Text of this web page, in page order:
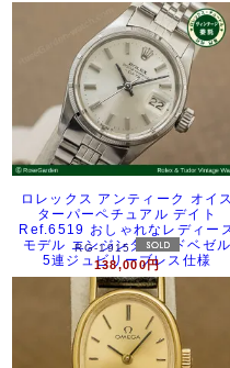
ロレックス アンティーク オイス
ターパーペチュアル デイト
Ref.6519 おしゃれなレディー
モデル エンジンターンドベゼル
5連ジュビリーブレス仕様
RG-1915
138,000円